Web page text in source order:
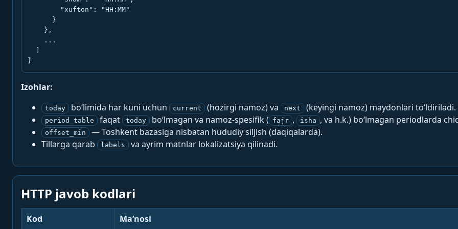
        "xufton": "HH:MM"
      }
    },
    ...
}
Izohlar:
today bo‘limida har kuni uchun current (hozirgi namoz) va next (keyingi namoz) maydonlari to‘ldiriladi.
period_table faqat today bo‘lmagan va namoz-spesifik ( fajr , isha , va h.k.) bo‘lmagan periodlarda
offset_min
— Toshkent bazasiga nisbatan hududiy siljish (daqiqalarda).
Tillarga qarab
labels va ayrim matnlar lokalizatsiya qilinadi.
HTTP javob kodlari
Kod Ma’nosi